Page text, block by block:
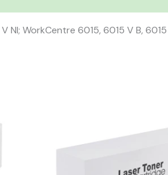
NI; WorkCentre 6015, 6015 V B, 6015